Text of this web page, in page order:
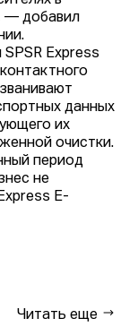
— добавил
Express
данных
их
очистки.
период
не
E-
Читать еще